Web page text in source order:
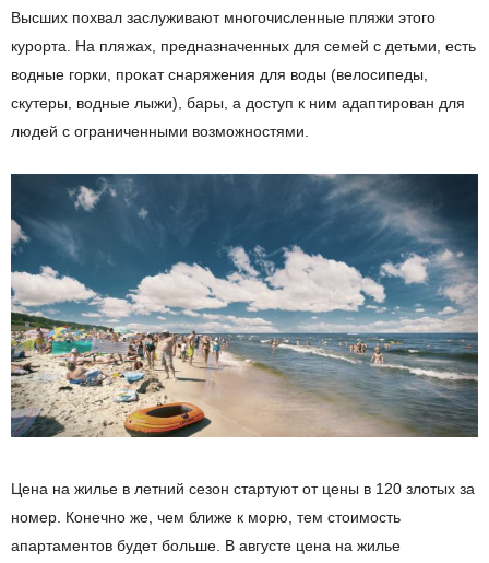
Высших похвал заслуживают многочисленные пляжи этого
курорта. На пляжах, предназначенных для семей с детьми, есть
водные горки, прокат снаряжения для воды (велосипеды,
скутеры, водные лыжи), бары, а доступ к ним адаптирован для
людей с ограниченными возможностями.
Цена на жилье в летний сезон стартуют от цены в 120 злотых за
номер. Конечно же, чем ближе к морю, тем стоимость
апартаментов будет больше. В августе цена на жилье